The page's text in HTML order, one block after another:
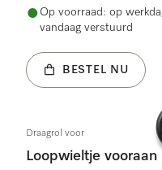
Op voorraad: op
vandaag verstuurd
BESTEL NU
Draagrol voor
Loopwieltje vooraan